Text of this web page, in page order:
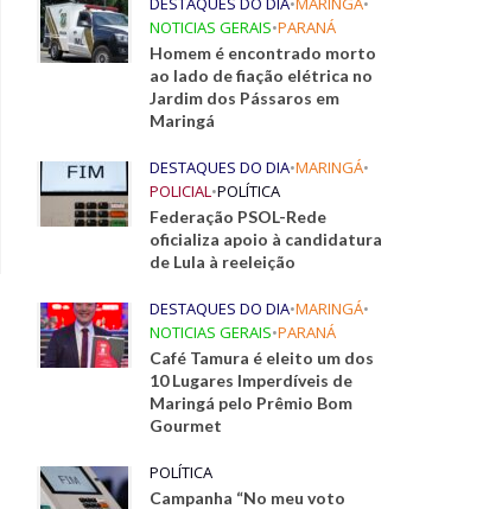
NOTICIAS GERAIS•PARANÁ
Homem é encontrado morto
ao lado de fiação elétrica no
Jardim dos Pássaros em
Maringá
DESTAQUES DO DIA•MARINGÁ•
POLICIAL•POLÍTICA
Federação PSOL-Rede
oficializa apoio à candidatura
de Lula à reeleição
DESTAQUES DO DIA•MARINGÁ•
NOTICIAS GERAIS•PARANÁ
Café Tamura é eleito um dos
10 Lugares Imperdíveis de
Maringá pelo Prêmio Bom
Gourmet
POLÍTICA
Campanha “No meu voto